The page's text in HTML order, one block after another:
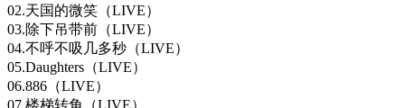
02.天国的微笑（LIVE）
03.除下吊带前（LIVE）
04.不呼不吸几多秒（LIVE）
05.Daughters（LIVE）
06.886（LIVE）
07.楼梯转角（LIVE）